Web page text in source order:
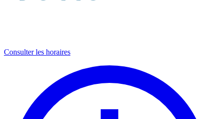
Consulter les horaires